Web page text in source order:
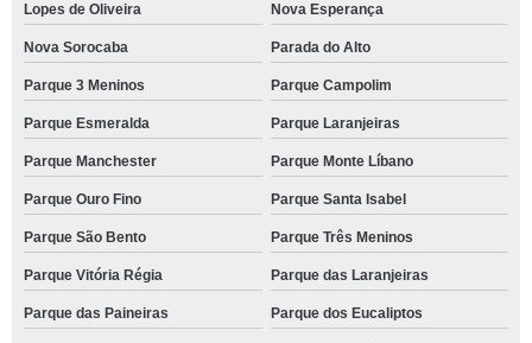
Lopes de Oliveira Nova Esperança
Nova Sorocaba Parada do Alto
Parque 3 Meninos Parque Campolim
Parque Esmeralda Parque Laranjeiras
Parque Manchester Parque Monte Líbano
Parque Ouro Fino Parque Santa Isabel
Parque São Bento Parque Três Meninos
Parque Vitória Régia Parque das Laranjeiras
Parque das Paineiras Parque dos Eucaliptos